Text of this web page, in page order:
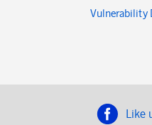
Vulnerability
Like